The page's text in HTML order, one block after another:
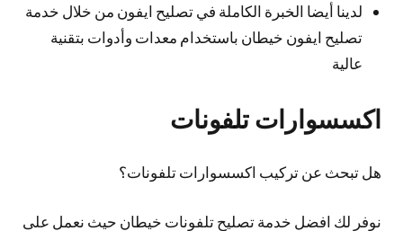
لدينا أيضا الخبرة الكاملة في تصليح ايفون من خلال خدمة
تصليح ايفون خيطان باستخدام معدات وأدوات بتقنية
عالية
اكسسوارات تلفونات
هل تبحث عن تركيب اكسسوارات تلفونات؟
نوفر لك افضل خدمة تصليح تلفونات خيطان حيث نعمل على